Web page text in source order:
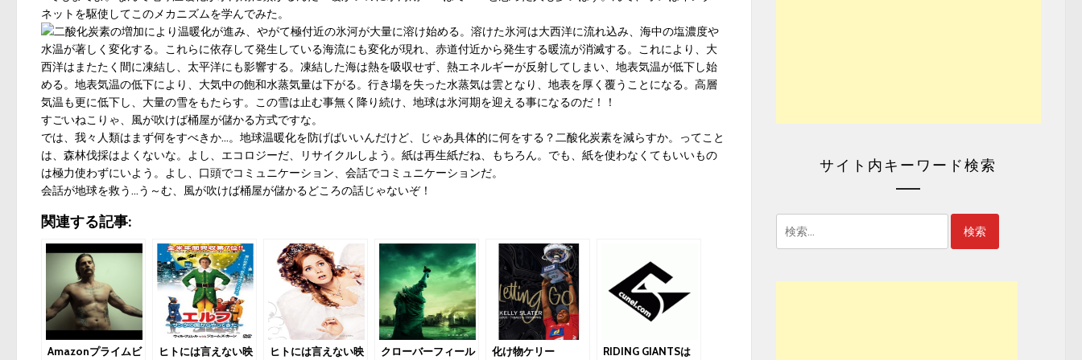
ネットを駆使してこのメカニズムを学んでみた。
二酸化炭素の増加により温暖化が進み、やがて極付近の氷河が大量に溶け始める。溶けた氷河は大西洋に流れ込み、海中の塩濃度や
水温が著しく変化する。これらに依存して発生している海流にも変化が現れ、赤道付近から発生する暖流が消滅する。これにより、大
西洋はまたたく間に凍結し、太平洋にも影響する。凍結した海は熱を吸収せず、熱エネルギーが反射してしまい、地表気温が低下し始
める。地表気温の低下により、大気中の飽和水蒸気量は下がる。行き場を失った水蒸気は雲となり、地表を厚く覆うことになる。高層
気温も更に低下し、大量の雪をもたらす。この雪は止む事無く降り続け、地球は氷河期を迎える事になるのだ！！
すごいねこりゃ、風が吹けば桶屋が儲かる方式ですな。
では、我々人類はまず何をすべきか…。地球温暖化を防げばいいんだけど、じゃあ具体的に何をする？二酸化炭素を減らすか。ってこと
は、森林伐採はよくないな。よし、エコロジーだ、リサイクルしよう。紙は再生紙だね、もちろん。でも、紙を使わなくてもいいもの
は極力使わずにいよう。よし、口頭でコミュニケーション、会話でコミュニケーションだ。
会話が地球を救う…う～む、風が吹けば桶屋が儲かるどころの話じゃないぞ！
関連する記事:
Amazonプライムビ
ヒトには言えない映
ヒトには言えない映
クローバーフィール
化け物ケリー
RIDING GIANTSは
サイト内キーワード検索
検
索: